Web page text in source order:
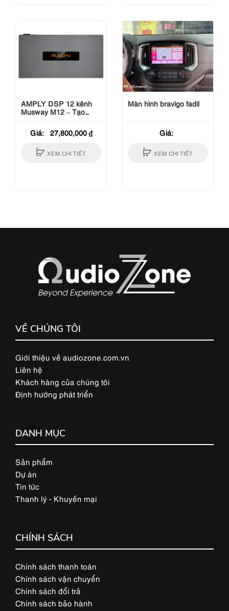
AMPLY DSP 12 kênh
Musway M12 – Tạo
tuyệt vời
Giá: 27,800,000 ₫
XEM CHI TIẾT
Màn hình bravigo fadil
Giá:
XEM CHI TIẾT
VỀ CHÚNG TÔI
Giới thiệu về audiozone.com.vn
Liên hệ
Khách hàng của chúng tôi
Định hướng phát triển
DANH MỤC
Sản phẩm
Dự án
Tin tức
Thanh lý - Khuyến mại
CHÍNH SÁCH
Chính sách thanh toán
Chính sách vận chuyển
Chính sách đổi trả
Chính sách bảo hành